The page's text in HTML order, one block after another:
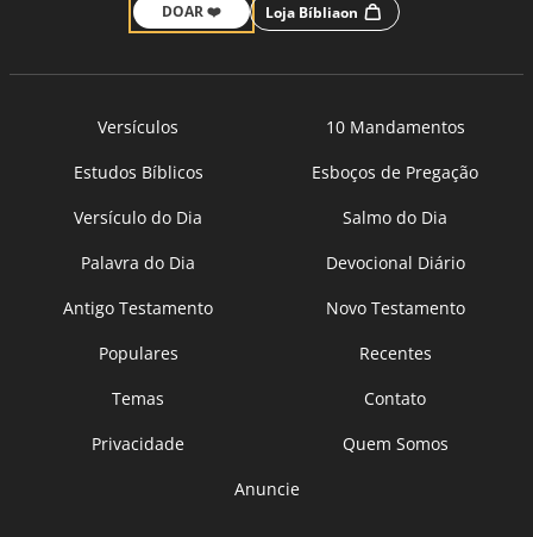
DOAR ❤️ Loja Bíbliaon
Versículos
10 Mandamentos
Estudos Bíblicos
Esboços de Pregação
Versículo do Dia
Salmo do Dia
Palavra do Dia
Devocional Diário
Antigo Testamento
Novo Testamento
Populares
Recentes
Temas
Contato
Privacidade
Quem Somos
Anuncie